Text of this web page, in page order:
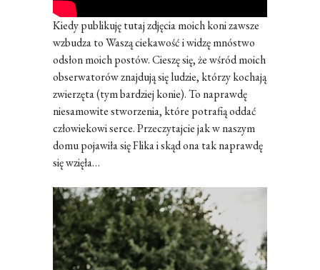
Kiedy publikuję tutaj zdjęcia moich koni zawsze
wzbudza to Waszą ciekawość i widzę mnóstwo
odsłon moich postów. Cieszę się, że wśród moich
obserwatorów znajdują się ludzie, którzy kochają
zwierzęta (tym bardziej konie). To naprawdę
niesamowite stworzenia, które potrafią oddać
człowiekowi serce. Przeczytajcie jak w naszym
domu pojawiła się Flika i skąd ona tak naprawdę
się wzięła…